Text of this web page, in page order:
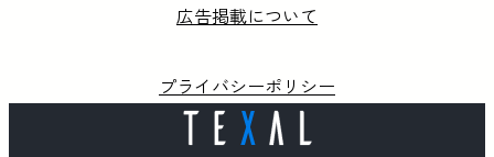
広告掲載について
プライバシーポリシー